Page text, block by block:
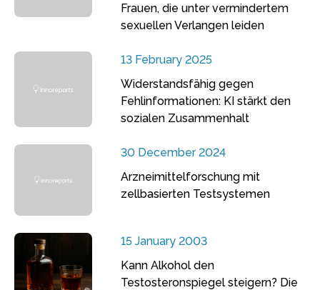
Frauen, die unter vermindertem
sexuellen Verlangen leiden
13 February 2025
Widerstandsfähig gegen
Fehlinformationen: KI stärkt den
sozialen Zusammenhalt
30 December 2024
Arzneimittelforschung mit
zellbasierten Testsystemen
15 January 2003
Kann Alkohol den
Testosteronspiegel steigern? Die